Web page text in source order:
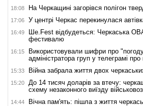
18:08 На Черкащині загорівся полігон
17:06 У центрі Черкас перекинулася
16:49
Ше.Fest відбудеться: Черкаська
фестивалю
16:15
Використовували шифри про
адміністратора груп у телеграмі
15:33 Війна забрала життя двох
15:20
До 14 тисяч доларів за втечу:
схему незаконного виїзду
14:44 Вічна пам'ять: пішла з життя